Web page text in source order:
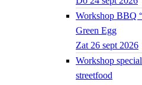
Workshop BBQ
Green Egg
Zat 26 sept 2026
Workshop
streetfood